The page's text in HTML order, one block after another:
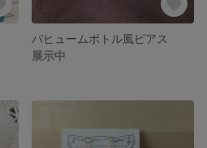
パヒュームボトル風ピアス
展示中